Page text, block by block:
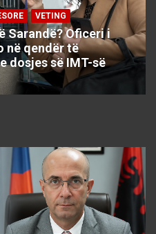
VETING
Sarandë? Oficeri i
në qendër të
dosjes së IMT-së